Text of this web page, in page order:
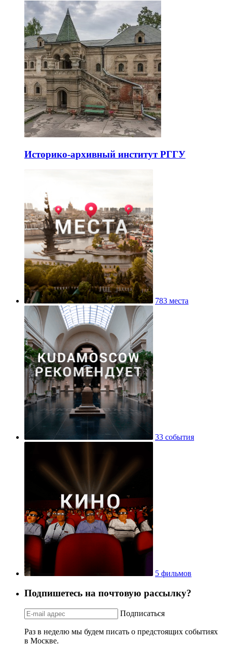
Историко-архивный институт РГГУ
783 места
33 события
5 фильмов
Подпишетесь на почтовую рассылку?
Подписаться
Раз в неделю мы будем писать о предстоящих событиях
в Москве.